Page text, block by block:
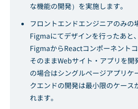
な機能の開発）を実施します。
フロントエンドエンジニアのみの
Figmaにてデザインを行ったあ
FigmaからReactコンポーネントコ
そのままWebサイト・アプリを開
の場合はシングルページアプリケ
クエンドの開発は最小限のケース
れます。